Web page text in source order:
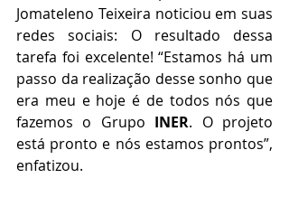
Jomateleno Teixeira noticiou em suas
redes sociais: O resultado dessa
tarefa foi excelente! “Estamos há um
passo da realização desse sonho que
era meu e hoje é de todos nós que
fazemos o Grupo INER. O projeto
está pronto e nós estamos prontos”,
enfatizou.